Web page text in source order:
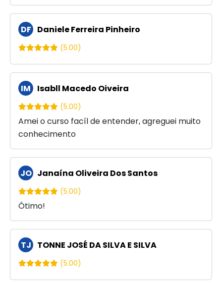
DF Daniele Ferreira Pinheiro
(5.00)
IM Isabll Macedo Oiveira
(5.00)
Amei o curso facíl de entender, agreguei muito
conhecimento
JO Janaína Oliveira Dos Santos
(5.00)
Ótimo!
TJ TONNE JOSÉ DA SILVA E SILVA
(5.00)